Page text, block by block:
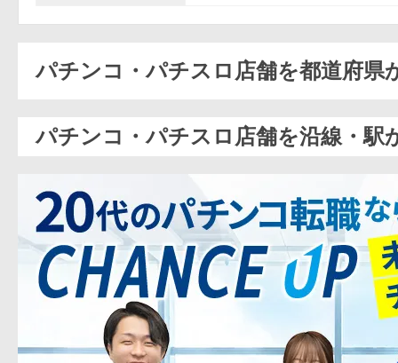
パチンコ・パチスロ店舗を都道府県
パチンコ・パチスロ店舗を沿線・駅